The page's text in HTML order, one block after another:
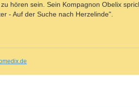
hören sein. Sein Kompagnon Obelix
- Auf der Suche nach Herzelinde".